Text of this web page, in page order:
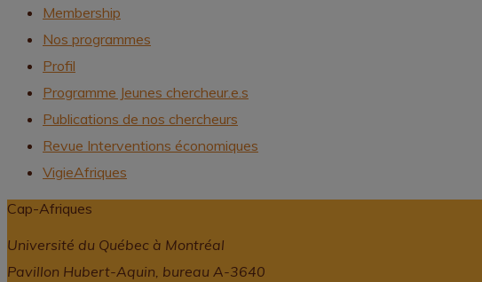
Membership
Nos programmes
Profil
Programme Jeunes chercheur.e.s
Publications de nos chercheurs
Revue Interventions économiques
VigieAfriques
Cap-Afriques
Université du Québec à Montréal
Pavillon Hubert-Aquin, bureau A-3640